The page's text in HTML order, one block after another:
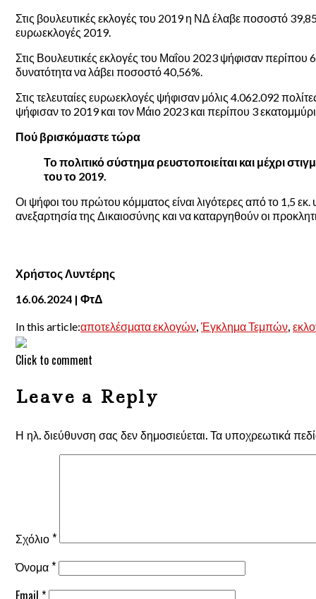
Στις βουλευτικές εκλογές του 2019 η ΝΔ έλαβε ποσοστό
ευρωεκλογές 2019.
Στις Βουλευτικές εκλογές του Μαΐου 2023 ψήφισαν περίπου
δυνατότητα να λάβει ποσοστό 40,56%.
Στις τελευταίες ευρωεκλογές ψήφισαν μόλις 4.062.092
ψήφισαν το 2019 και τον Μάιο 2023 και περίπου 3
Πού βρισκόμαστε τώρα
Το πολιτικό σύστημα ρευστοποιείται και μέχρι
του το 2019.
Οι ψήφοι του πρώτου κόμματος είναι λιγότερες από το 1,5
ανεξαρτησία της Δικαιοσύνης και να καταργηθούν οι
Χρήστος Λυντέρης
16.06.2024 | ΦτΔ
In this article:αποτελέσματα εκλογών, Έγκλημα Τεμπών,
Click to comment
Leave a Reply
Η ηλ. διεύθυνση σας δεν δημοσιεύεται.Τα υποχρεωτικά
Σχόλιο*
Όνομα*